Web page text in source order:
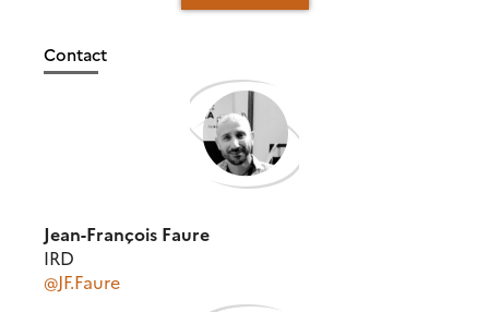
Contact
Jean-François Faure
IRD
@JF.Faure